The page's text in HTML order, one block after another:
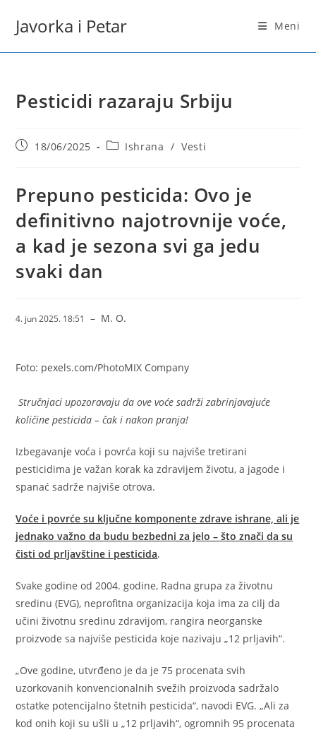
Javorka i Petar Meni
Pesticidi razaraju Srbiju
Post18/06/2025
PostIshrana / Vesti
Prepuno pesticida: Ovo je
definitivno najotrovnije voće,
a kad je sezona svi ga jedu
svaki dan
4. jun 2025. 18:51 – M. O.
Foto: pexels.com/PhotoMIX Company
Stručnjaci upozoravaju da ove voće sadrži zabrinjavajuće
količine pesticida – čak i nakon pranja!
Izbegavanje voća i povrća koji su najviše tretirani
pesticidima je važan korak ka zdravijem životu, a jagode i
spanać sadrže najviše otrova.
Voće i povrće su ključne komponente zdrave ishrane, ali je
jednako važno da budu bezbedni za jelo – što znači da su
čisti od prljavštine i pesticida.
Svake godine od 2004. godine, Radna grupa za životnu
sredinu (EVG), neprofitna organizacija koja ima za cilj da
učini životnu sredinu zdravijom, rangira neorganske
proizvode sa najviše pesticida koje nazivaju „12 prljavih“.
„Ove godine, utvrđeno je da je 75 procenata svih
uzorkovanih konvencionalnih svežih proizvoda sadržalo
ostatke potencijalno štetnih pesticida“, navodi EVG. „Ali za
kod onih koji su ušli u „12 prljavih“, ogromnih 95 procenata